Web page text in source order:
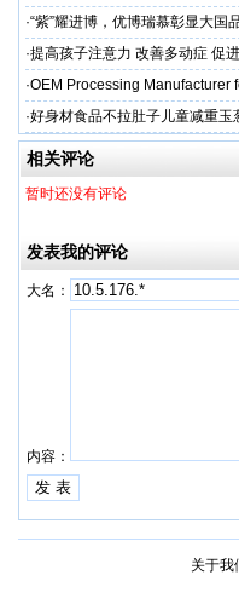
·“紫”耀进博，优博瑞慕彰显大国
·提高孩子注意力 改善多动症 促
·OEM Processing Manufacturer
·好身材食品不拉肚子儿童减重玉
相关评论
暂时还没有评论
发表我的评论
大名：
内容：
关于我